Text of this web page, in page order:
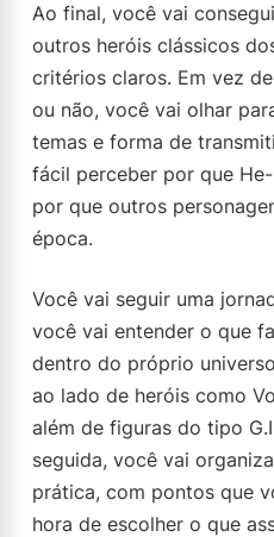
Ao final, você vai
outros heróis clássicos
critérios claros. Em vez
ou não, você vai olhar
temas e forma de
fácil perceber por que
por que outros
época.
Você vai seguir uma
você vai entender o que
dentro do próprio
ao lado de heróis como
além de figuras do tipo
seguida, você vai
prática, com pontos que
hora de escolher o que